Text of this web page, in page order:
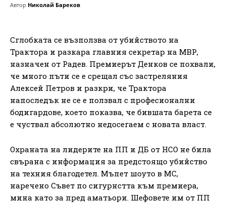
Автор Николай Бареков
Сглобката се възползва от убийството на
Трактора и разкара главния секретар на МВР,
назначен от Радев. Премиерът Денков се похвали,
че много пъти се е срещал със застреляния
Алексей Петров и разкри, че Трактора
напоследък не се е ползвал с професионални
бодигардове, което показва, че бившата барета се
е чуствал абсолютно недосегаем с новата власт.
Охраната на лидерите на ПП и ДБ от НСО не била
свърана с информация за предстоящо убийство
на техния благодетел. Мъпет шоуто в МС,
наречено Съвет по сигурнстта към премиера,
мина като за пред аматьори. Шефовете им от ПП